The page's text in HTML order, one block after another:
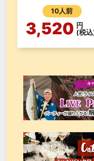
10人前
3,520 円
(税